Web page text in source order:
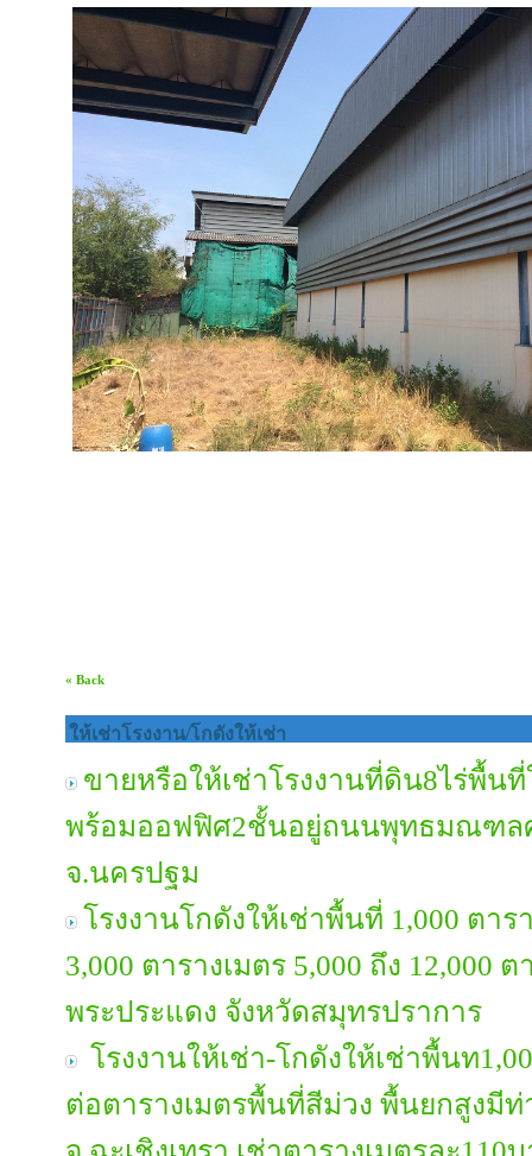
« Back
ให้เช่าโรงงาน/โกดังให้เช่า
ขายหรือให้เช่าโรงงานที่ดิน8ไร่พื้น
พร้อมออฟฟิศ2ชั้นอยู่ถนนพุทธมณฑลศ
จ.นครปฐม
โรงงานโกดังให้เช่าพื้นที่ 1,000 ตาร
3,000 ตารางเมตร 5,000 ถึง 12,000
พระประแดง จังหวัดสมุทรปราการ
โรงงานให้เช่า-โกดังให้เช่าพื้นท
ต่อตารางเมตรพื้นที่สีม่วง พื้นยกสูงมี